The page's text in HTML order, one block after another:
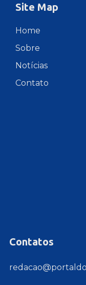
Site Map
Home
Sobre
Notícias
Contato
Contatos